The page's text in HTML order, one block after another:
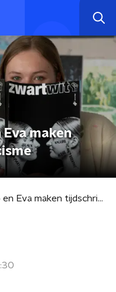
maken
Scholieren Cato en Eva maken tijdschrift over racisme